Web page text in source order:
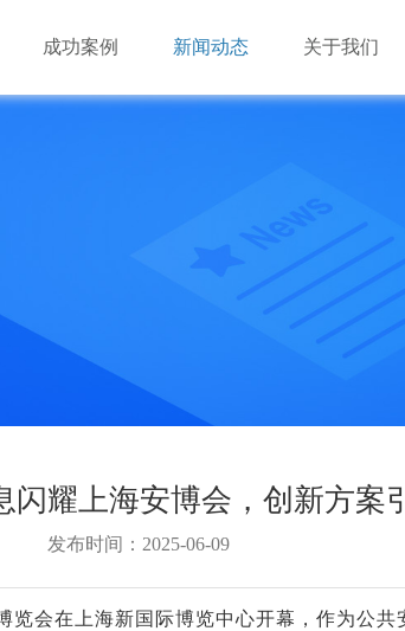
AI视频算法库
NxSDS全融合分布式存储管理平台
国产化存储
成功案例 新闻动态 关于我们
耀上海安博会，创新方案
发布时间：2025-06-09
会在上海新国际博览中心开幕，作为公共